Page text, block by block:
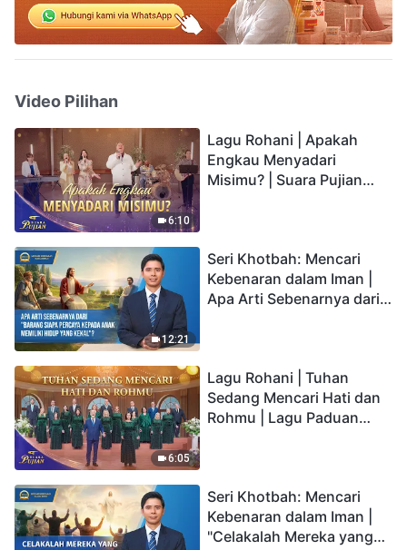
Video Pilihan
6:10
Lagu Rohani | Apakah
Engkau Menyadari
Misimu? | Suara Pujian
12:21
Seri Khotbah: Mencari
Kebenaran dalam Iman |
Apa Arti Sebenarnya dari
6:05
Lagu Rohani | Tuhan
Sedang Mencari Hati dan
Rohmu | Lagu Paduan
Seri Khotbah: Mencari
Kebenaran dalam Iman |
"Celakalah Mereka yang